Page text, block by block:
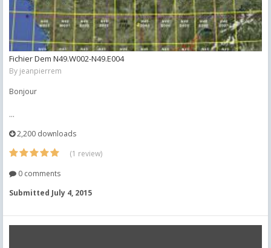
Fichier Dem N49.W002-N49.E004
By jeanpierrem
Bonjour
...
2,200 downloads
(1 review)
0 comments
Submitted July 4, 2015